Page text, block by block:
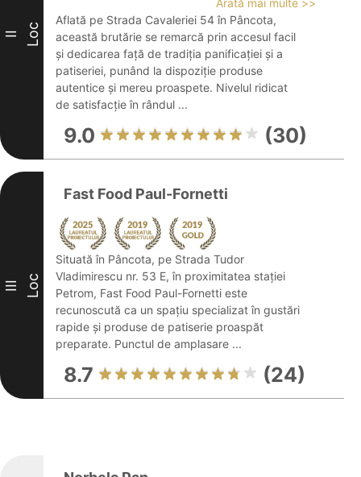
II Loc
Arată mai multe >>
Aflată pe Strada Cavaleriei 54 în Pâncota,
această brutărie se remarcă prin accesul facil
și dedicarea față de tradiția panificației și a
patiseriei, punând la dispoziție produse
autentice și mereu proaspete. Nivelul ridicat
de satisfacție în rândul ...
9.0 (30)
III Loc
Fast Food Paul-Fornetti
Situată în Pâncota, pe Strada Tudor
Vladimirescu nr. 53 E, în proximitatea stației
Petrom, Fast Food Paul-Fornetti este
recunoscută ca un spațiu specializat în gustări
rapide și produse de patiserie proaspăt
preparate. Punctul de amplasare ...
8.7 (24)